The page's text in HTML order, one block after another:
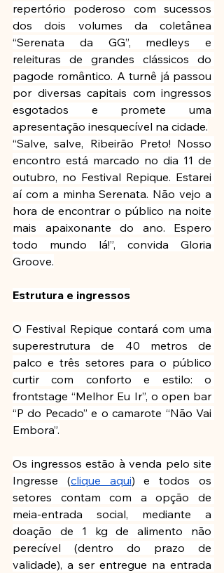
repertório poderoso com sucessos
dos dois volumes da coletânea
“Serenata da GG”, medleys e
releituras de grandes clássicos do
pagode romântico. A turnê já passou
por diversas capitais com ingressos
esgotados e promete uma
apresentação inesquecível na cidade.
“Salve, salve, Ribeirão Preto! Nosso
encontro está marcado no dia 11 de
outubro, no Festival Repique. Estarei
aí com a minha Serenata. Não vejo a
hora de encontrar o público na noite
mais apaixonante do ano. Espero
todo mundo lá!”, convida Gloria
Groove.
Estrutura e ingressos
O Festival Repique contará com uma
superestrutura de 40 metros de
palco e três setores para o público
curtir com conforto e estilo: o
frontstage “Melhor Eu Ir”, o open bar
“P do Pecado” e o camarote “Não Vai
Embora”.
Os ingressos estão à venda pelo site
Ingresse (clique aqui) e todos os
setores contam com a opção de
meia-entrada social, mediante a
doação de 1 kg de alimento não
perecível (dentro do prazo de
validade), a ser entregue na entrada